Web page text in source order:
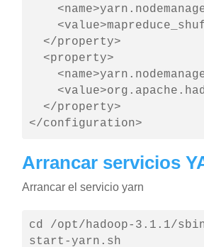
</property>
<property>
</property>
</configuration>
Arrancar servicios
Arrancar el servicio yarn
cd /opt/hadoop-3.1.1/
start-yarn.sh